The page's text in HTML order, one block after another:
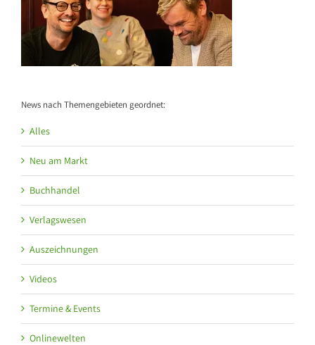
News nach Themengebieten geordnet:
Alles
Neu am Markt
Buchhandel
Verlagswesen
Auszeichnungen
Videos
Termine & Events
Onlinewelten